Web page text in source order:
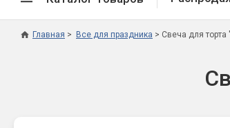
Главная Все для праздника Свеча для торта